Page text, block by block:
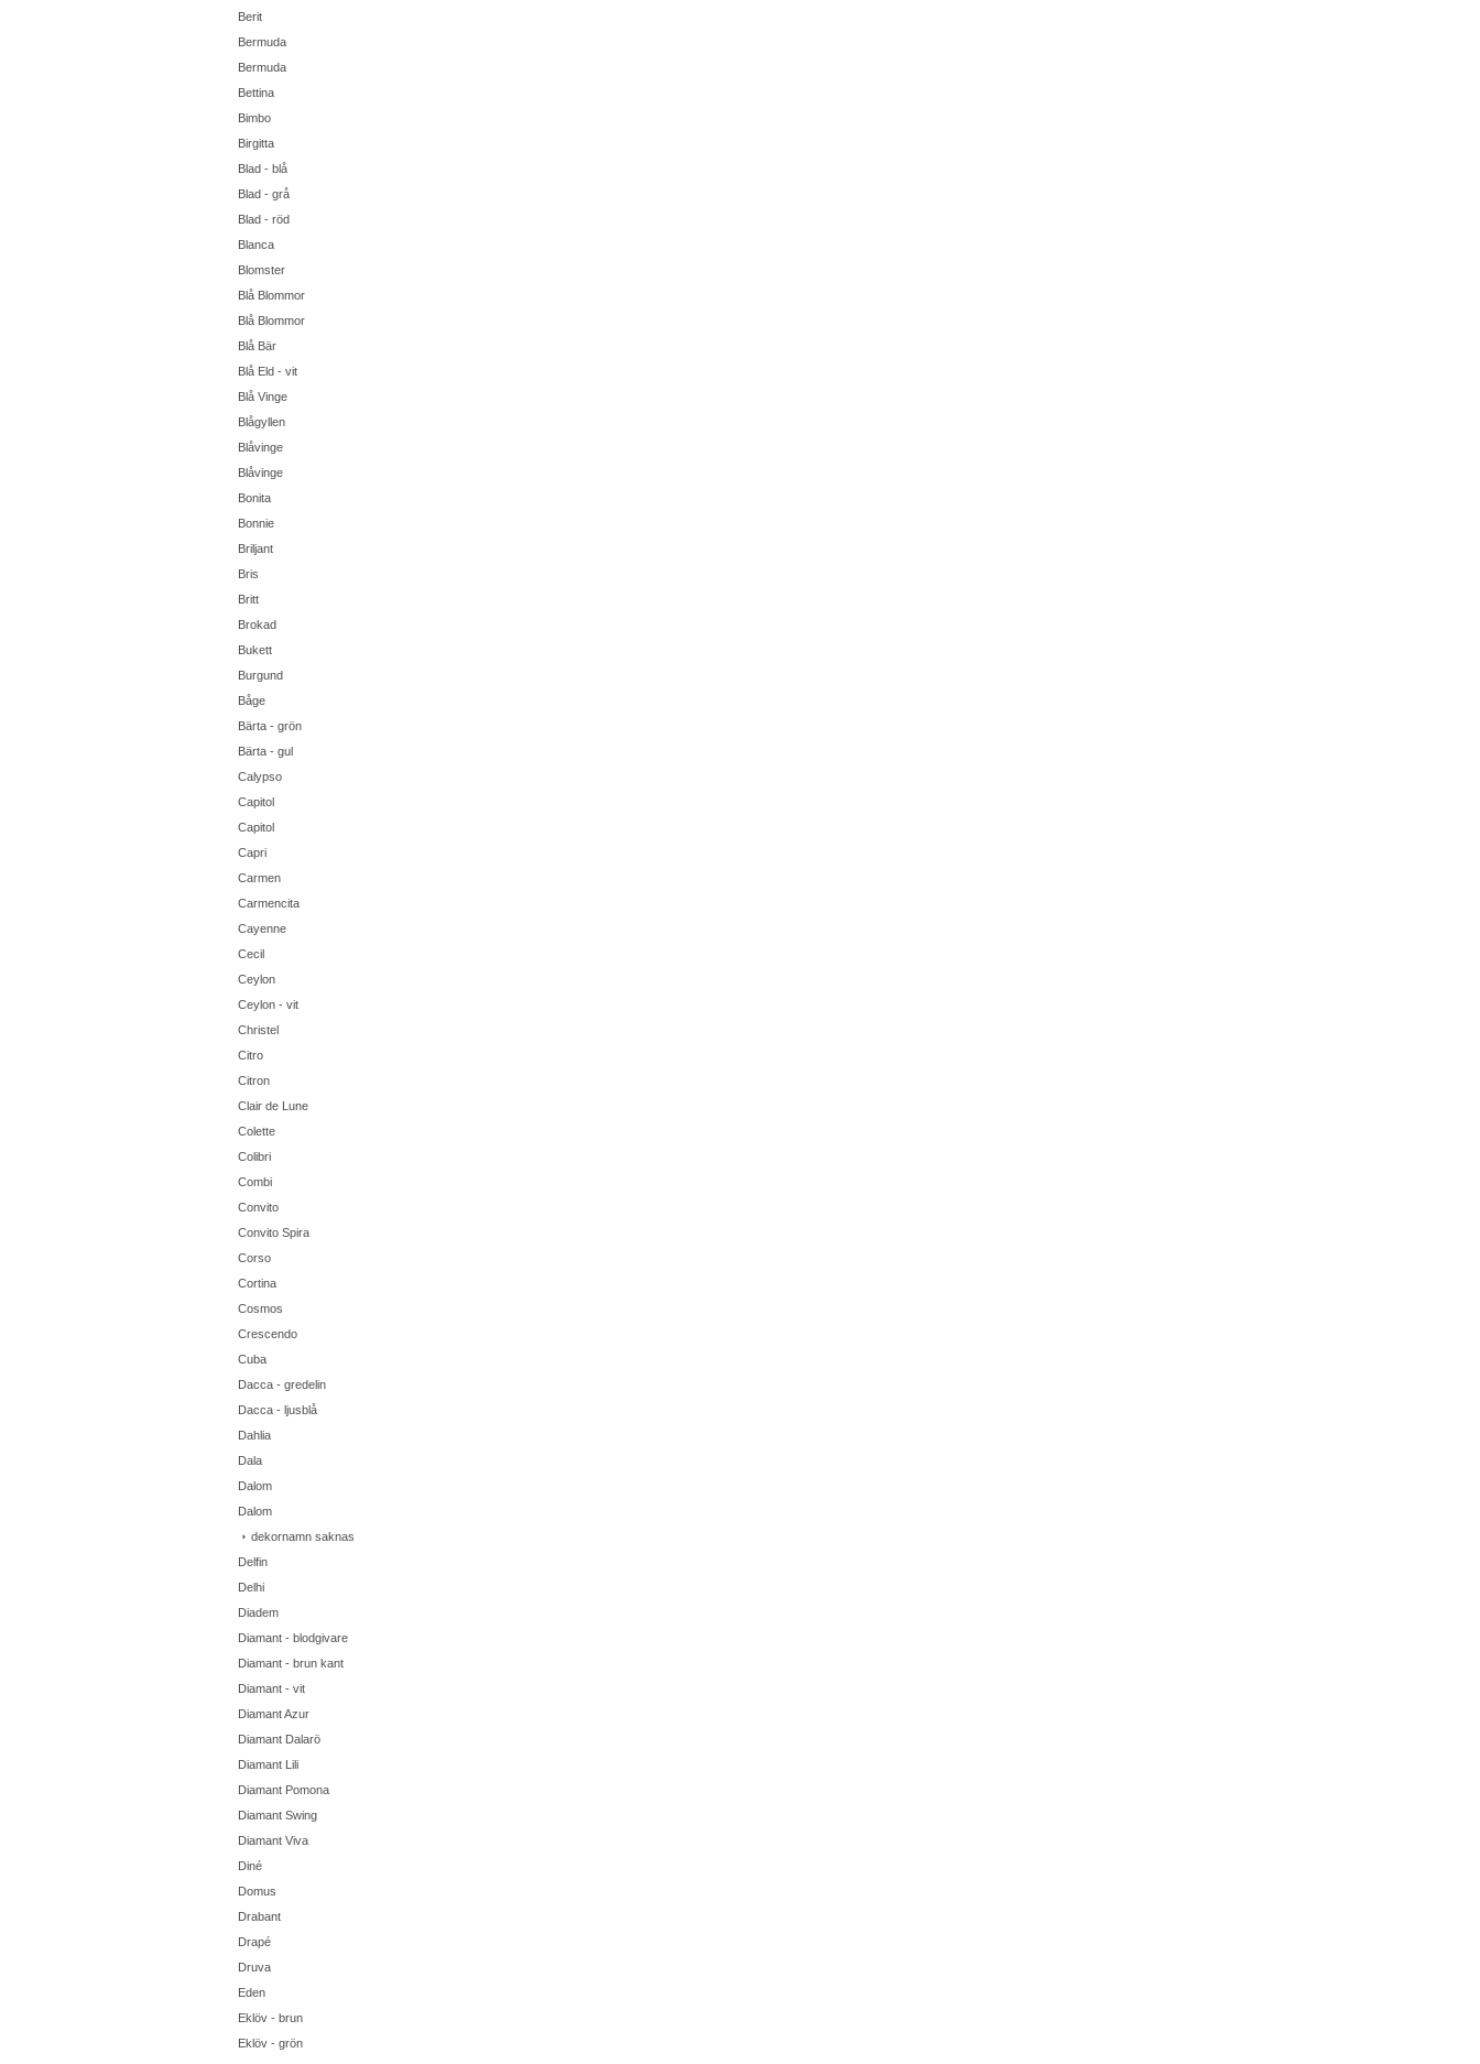
Berit
Bermuda
Bermuda
Bettina
Bimbo
Birgitta
Blad - blå
Blad - grå
Blad - röd
Blanca
Blomster
Blå Blommor
Blå Blommor
Blå Bär
Blå Eld - vit
Blå Vinge
Blågyllen
Blåvinge
Blåvinge
Bonita
Bonnie
Briljant
Bris
Britt
Brokad
Bukett
Burgund
Båge
Bärta - grön
Bärta - gul
Calypso
Capitol
Capitol
Capri
Carmen
Carmencita
Cayenne
Cecil
Ceylon
Ceylon - vit
Christel
Citro
Citron
Clair de Lune
Colette
Colibri
Combi
Convito
Convito Spira
Corso
Cortina
Cosmos
Crescendo
Cuba
Dacca - gredelin
Dacca - ljusblå
Dahlia
Dala
Dalom
Dalom
dekornamn saknas
Delfin
Delhi
Diadem
Diamant - blodgivare
Diamant - brun kant
Diamant - vit
Diamant Azur
Diamant Dalarö
Diamant Lili
Diamant Pomona
Diamant Swing
Diamant Viva
Diné
Domus
Drabant
Drapé
Druva
Eden
Eklöv - brun
Eklöv - grön